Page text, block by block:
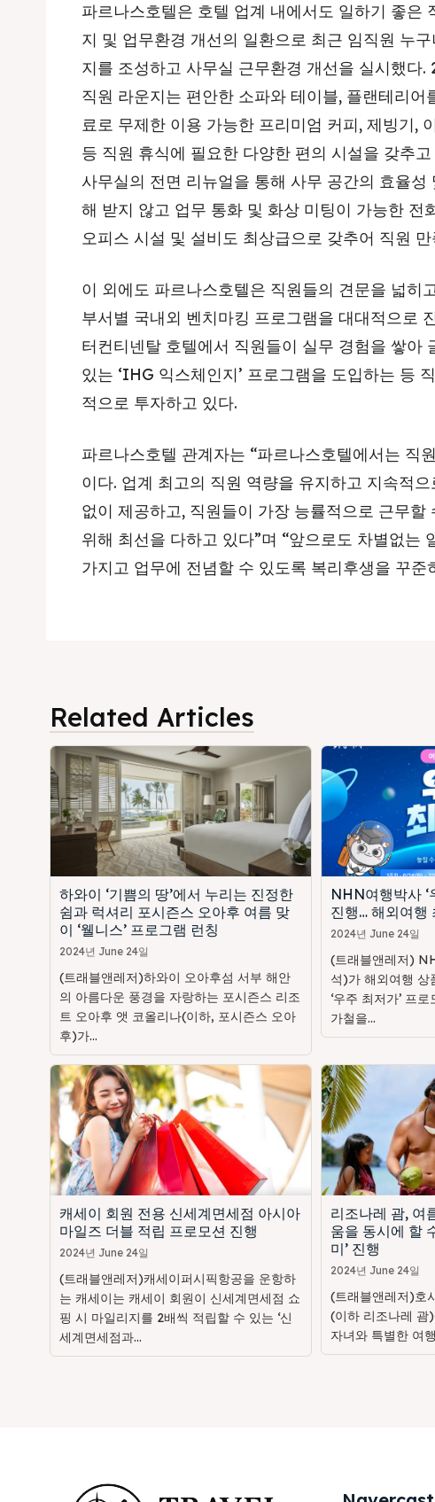
파르나스호텔은 호텔 업계 내에서도 일하기 좋은
지 및 업무환경 개선의 일환으로 최근 임직원 누
지를 조성하고 사무실 근무환경 개선을 실시했다
직원 라운지는 편안한 소파와 테이블, 플랜테리어
료로 무제한 이용 가능한 프리미엄 커피, 제빙기,
등 직원 휴식에 필요한 다양한 편의 시설을 갖추
사무실의 전면 리뉴얼을 통해 사무 공간의 효율
해 받지 않고 업무 통화 및 화상 미팅이 가능한 전
오피스 시설 및 설비도 최상급으로 갖추어 직원
이 외에도 파르나스호텔은 직원들의 견문을 넓히
부서별 국내외 벤치마킹 프로그램을 대대적으로
터컨티넨탈 호텔에서 직원들이 실무 경험을 쌓아
있는 ‘IHG 익스체인지’ 프로그램을 도입하는 등
적으로 투자하고 있다.
파르나스호텔 관계자는 “파르나스호텔에서는 직
이다. 업계 최고의 직원 역량을 유지하고 지속적
없이 제공하고, 직원들이 가장 능률적으로 근무할
위해 최선을 다하고 있다”며 “앞으로도 차별없는
가지고 업무에 전념할 수 있도록 복리후생을 꾸준
Related Articles
하와이 ‘기쁨의 땅’에서 누리는 진정한
쉼과 럭셔리 포시즌스 오아후 여름 맞
이 ‘웰니스’ 프로그램 런칭
2024년 June 24일
(트래블앤레저)하와이 오아후섬 서부 해안
의 아름다운 풍경을 자랑하는 포시즌스 리조
트 오아후 앳 코올리나(이하, 포시즌스 오아
후)가...
NHN여행박사 ‘
진행… 해외여행
2024년 June 24일
(트래블앤레저)
석)가 해외여행 상
‘우주 최저가’ 프
가철을...
캐세이 회원 전용 신세계면세점 아시아
마일즈 더블 적립 프로모션 진행
2024년 June 24일
(트래블앤레저)캐세이퍼시픽항공을 운항하
는 캐세이는 캐세이 회원이 신세계면세점 쇼
핑 시 마일리지를 2배씩 적립할 수 있는 ‘신
세계면세점과...
리조나레 괌, 여
움을 동시에 할
미’ 진행
2024년 June 24일
(트래블앤레저)호
(이하 리조나레 괌
자녀와 특별한 여